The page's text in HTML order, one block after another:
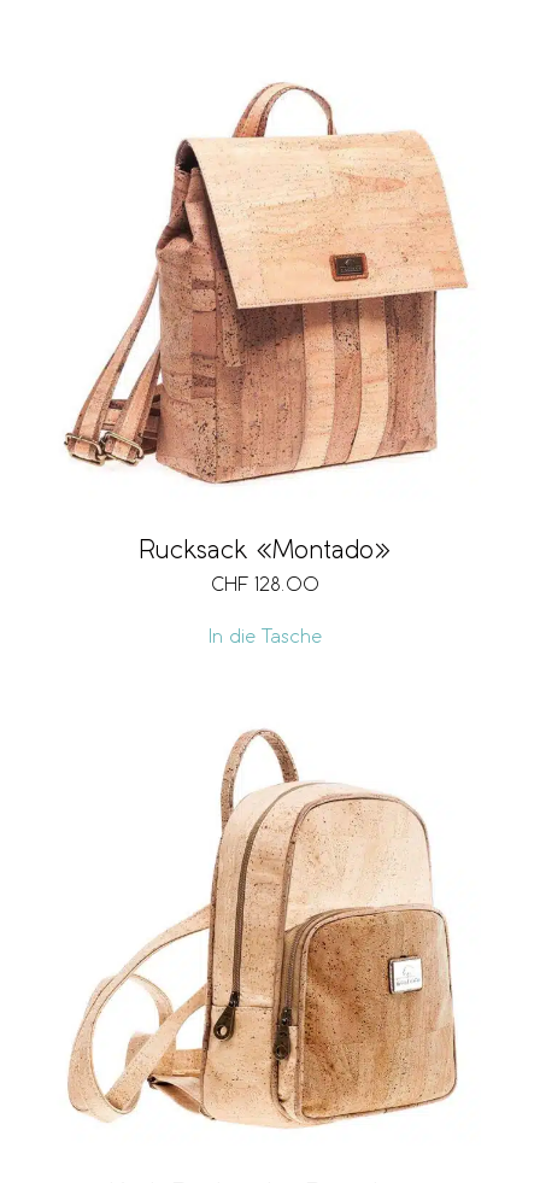
Rucksack «Montado»
CHF 128.00
In die Tasche